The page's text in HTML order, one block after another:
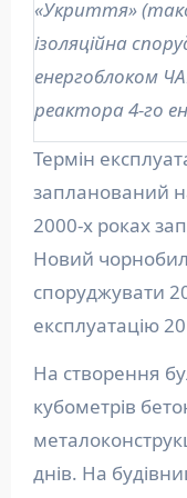
«Укриття»
ізоляційна
енергоблоком
реактора 4-го
Термін
запланований
2000-х роках
Новий
споруджувати
експлуатацію
На створення
кубометрів
днів. На